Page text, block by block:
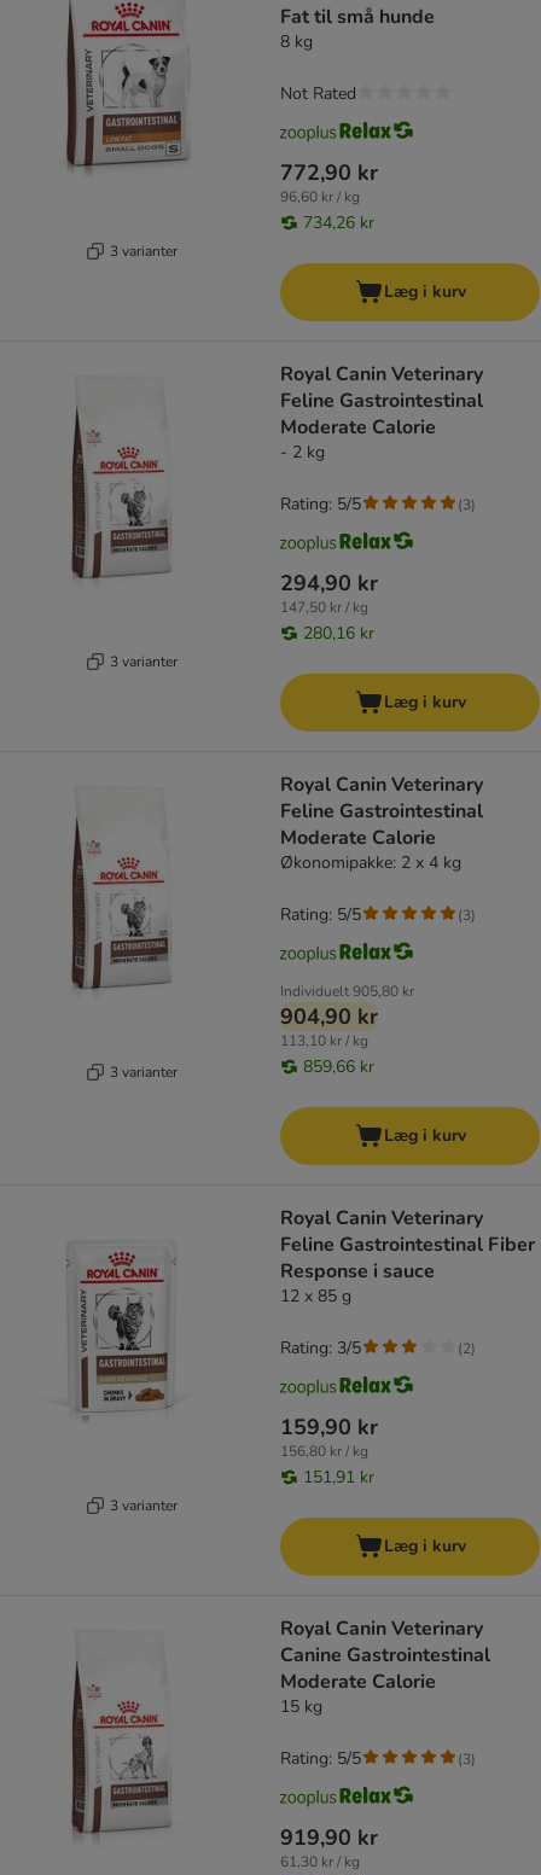
3 varianter
Fat til små hunde
8 kg
772,90 kr
96,60 kr / kg
734,26 kr
Not Rated
Læg i kurv
3 varianter
Royal Canin Veterinary
Feline Gastrointestinal
Moderate Calorie
- 2 kg
294,90 kr
147,50 kr / kg
280,16 kr
Rating: 5/5 (3)
Læg i kurv
3 varianter
Royal Canin Veterinary
Feline Gastrointestinal
Moderate Calorie
Økonomipakke: 2 x 4 kg
Individuelt905,80 kr
904,90 kr
113,10 kr / kg
859,66 kr
Rating: 5/5 (3)
Læg i kurv
3 varianter
Royal Canin Veterinary
Feline Gastrointestinal Fiber
Response i sauce
12 x 85 g
159,90 kr
156,80 kr / kg
151,91 kr
Rating: 3/5 (2)
Læg i kurv
Royal Canin Veterinary
Canine Gastrointestinal
Moderate Calorie
15 kg
919,90 kr
61,30 kr / kg
Rating: 5/5 (3)